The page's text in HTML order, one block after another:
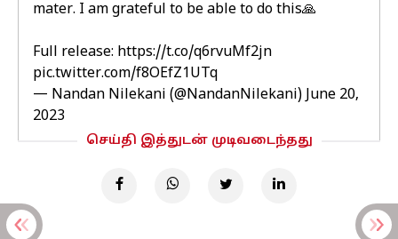
mater. I am grateful to be able to do this🙏
Full release: https://t.co/q6rvuMf2jn
pic.twitter.com/f8OEfZ1UTq
— Nandan Nilekani (@NandanNilekani) June 20,
2023
செய்தி இத்துடன் முடிவடைந்தது